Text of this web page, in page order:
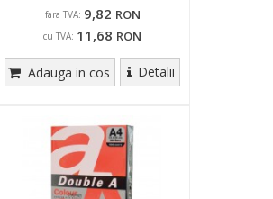
fara TVA: 9,82 RON
cu TVA: 11,68 RON
Adauga in cos Detalii